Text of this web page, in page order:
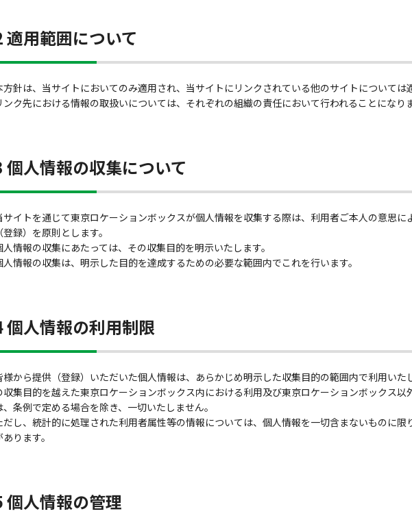
適用範囲について
方針は、当サイトにおいてのみ適用され、当サイトにリンクされている他のサイトについては
ンク先における情報の取扱いについては、それぞれの組織の責任において行われることになりま
個人情報の収集について
サイトを通じて東京ロケーションボックスが個人情報を収集する際は、利用者ご本人の意思に
（登録）を原則とします。
人情報の収集にあたっては、その収集目的を明示いたします。
人情報の収集は、明示した目的を達成するための必要な範囲内でこれを行います。
個人情報の利用制限
様から提供（登録）いただいた個人情報は、あらかじめ明示した収集目的の範囲内で利用いた
収集目的を越えた東京ロケーションボックス内における利用及び東京ロケーションボックス以
、条例で定める場合を除き、一切いたしません。
だし、統計的に処理された利用者属性等の情報については、個人情報を一切含まないものに限
あります。
個人情報の管理